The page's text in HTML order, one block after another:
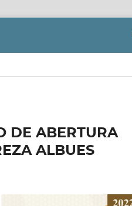
DE ABERTURA
ALBUES